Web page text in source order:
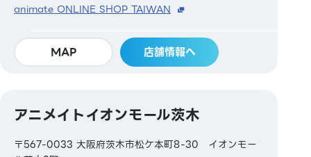
animate ONLINE SHOP TAIWAN
MAP 店舗情報へ
アニメイトイオンモール茨木
〒567-0033 大阪府茨木市松ケ本町8-30 イオンモー